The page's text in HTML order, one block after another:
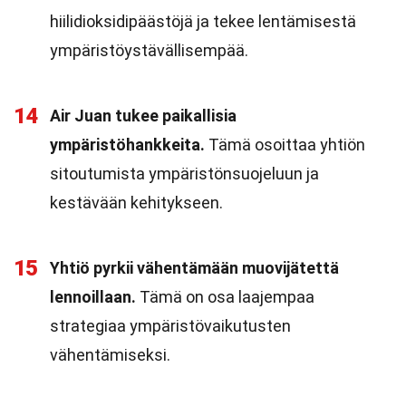
hiilidioksidipäästöjä ja tekee lentämisestä
ympäristöystävällisempää.
14
Air Juan tukee paikallisia
ympäristöhankkeita. Tämä osoittaa yhtiön
sitoutumista ympäristönsuojeluun ja
kestävään kehitykseen.
15
Yhtiö pyrkii vähentämään muovijätettä
lennoillaan. Tämä on osa laajempaa
strategiaa ympäristövaikutusten
vähentämiseksi.